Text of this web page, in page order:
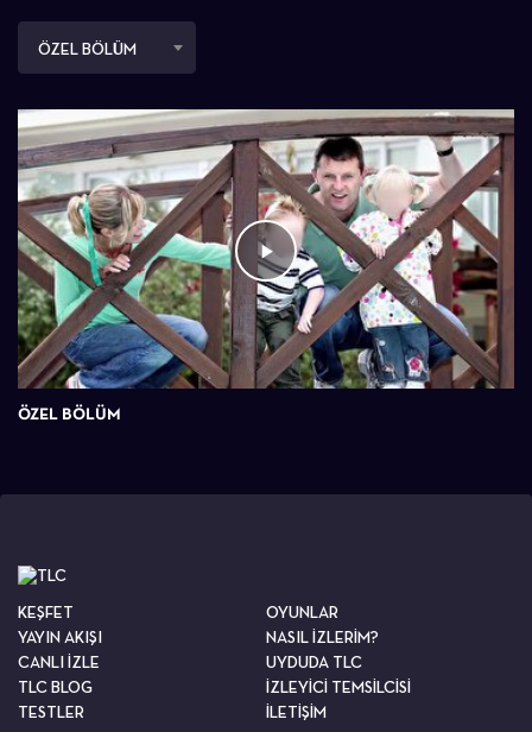
ÖZEL BÖLÜM
ÖZEL BÖLÜM
KEŞFET
YAYIN AKIŞI
CANLI İZLE
TLC BLOG
TESTLER
OYUNLAR
NASIL İZLERİM?
UYDUDA TLC
İZLEYİCİ TEMSİLCİSİ
İLETİŞİM